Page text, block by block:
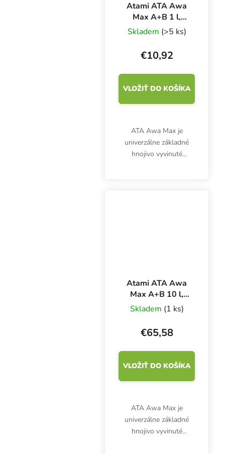
Atami ATA Awa
Max A+B 1 l,
základné hnojivo
na kvety
Skladem (>5 ks)
€10,92
VLOŽIŤ DO KOŠÍKA
ATA Awa Max je
univerzálne základné
hnojivo vyvinuté
Atami ATA Awa
Max A+B 10 l,
základné hnojivo
na kvety
Skladem (1 ks)
€65,58
VLOŽIŤ DO KOŠÍKA
ATA Awa Max je
univerzálne základné
hnojivo vyvinuté